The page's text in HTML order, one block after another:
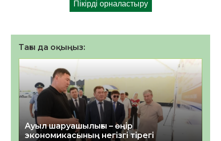
Тағы да оқыңыз:
Ауыл шаруашылығы – өңір
экономикасының негізгі тірегі